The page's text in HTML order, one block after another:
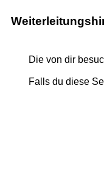
Die von dir
Falls du diese